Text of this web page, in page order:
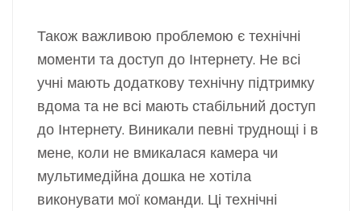
Також важливою проблемою є технічні
моменти та доступ до Інтернету. Не всі
учні мають додаткову технічну підтримку
вдома та не всі мають стабільний доступ
до Інтернету. Виникали певні труднощі і в
мене, коли не вмикалася камера чи
мультимедійна дошка не хотіла
виконувати мої команди. Ці технічні